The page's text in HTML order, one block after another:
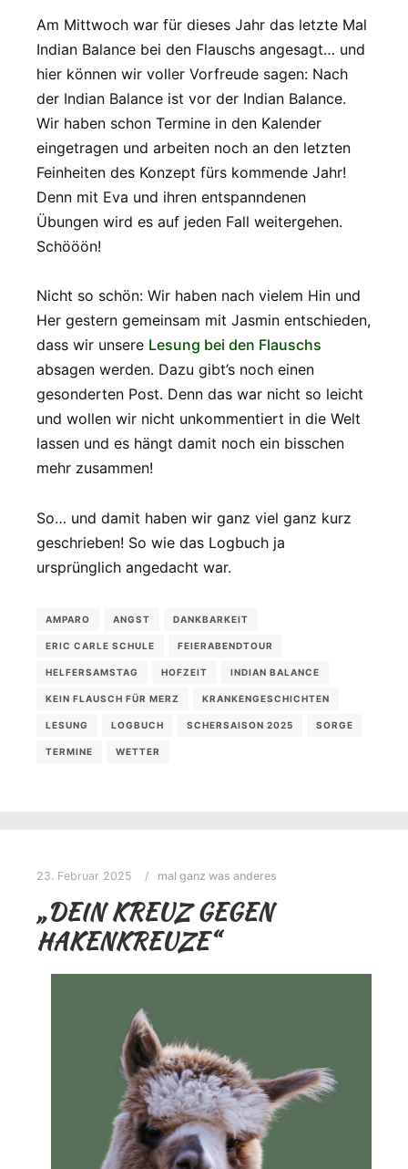
Am Mittwoch war für dieses Jahr das letzte Mal
Indian Balance bei den Flauschs angesagt… und
hier können wir voller Vorfreude sagen: Nach
der Indian Balance ist vor der Indian Balance.
Wir haben schon Termine in den Kalender
eingetragen und arbeiten noch an den letzten
Feinheiten des Konzept fürs kommende Jahr!
Denn mit Eva und ihren entspanndenen
Übungen wird es auf jeden Fall weitergehen.
Schööön!
Nicht so schön: Wir haben nach vielem Hin und
Her gestern gemeinsam mit Jasmin entschieden,
dass wir unsere Lesung bei den Flauschs
absagen werden. Dazu gibt’s noch einen
gesonderten Post. Denn das war nicht so leicht
und wollen wir nicht unkommentiert in die Welt
lassen und es hängt damit noch ein bisschen
mehr zusammen!
So… und damit haben wir ganz viel ganz kurz
geschrieben! So wie das Logbuch ja
ursprünglich angedacht war.
AMPARO ANGST DANKBARKEIT
ERIC CARLE SCHULE FEIERABENDTOUR
HELFERSAMSTAG HOFZEIT INDIAN BALANCE
KEIN FLAUSCH FÜR MERZ KRANKENGESCHICHTEN
LESUNG LOGBUCH SCHERSAISON 2025 SORGE
TERMINE WETTER
23. Februar 2025 mal ganz was anderes
„DEIN KREUZ GEGEN
HAKENKREUZE“